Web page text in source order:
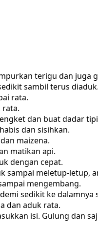
terigu dan juga
sambil terus
rata.
rata.
dan buat dadar
dan sisihkan.
maizena.
matikan api.
dengan cepat.
sampai meletup-letup,
mengembang.
sedikit ke dalamnya
dan aduk rata.
isi. Gulung dan